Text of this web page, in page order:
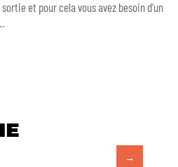
et pour cela vous avez besoin d’un